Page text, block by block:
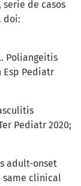
serie de casos
doi:
Poliangeitis
Esp Pediatr
Pediatr 2020;
adult-onset
same clinical